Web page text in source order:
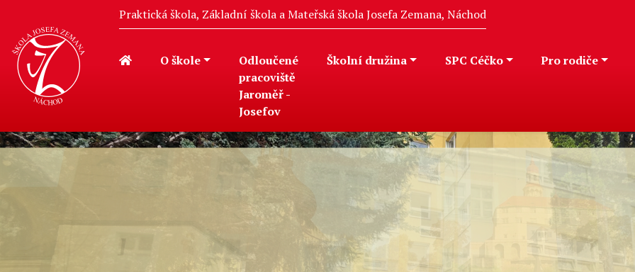
Praktická škola, Základní škola a Mateřská škola Josefa Zemana, Náchod
O škole
Odloučené
pracoviště
Jaroměř -
Josefov
Školní družina SPC Céčko Pro rodiče